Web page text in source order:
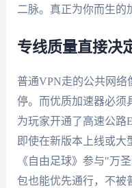
二脉。真正为你而生的
专线质量直接决
普通VPN走的公共网络
停。而优质加速器必须
为玩家开通了高速公路
即使在新版本上线或大
《自由足球》参与"万
包也能优先通行，不被